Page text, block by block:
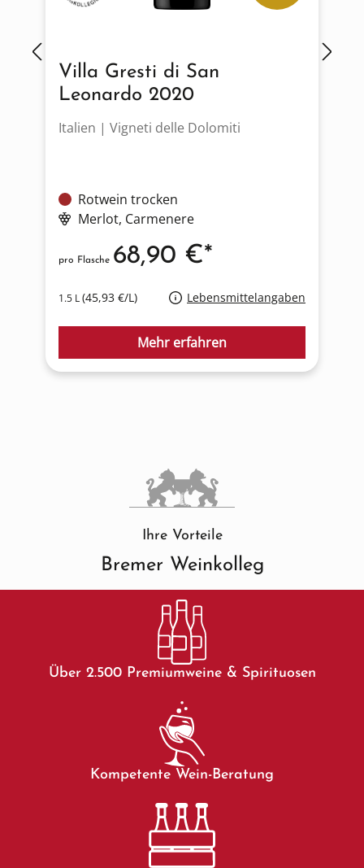
Villa Gresti di San
Leonardo 2020
Italien | Vigneti delle Dolomiti
Rotwein trocken
Merlot, Carmenere
1.5 L(45,93 €/L) Lebensmittelangaben
pro Flasche 68,90 €*
Mehr erfahren
Ihre Vorteile
Bremer Weinkolleg
Über 2.500 Premiumweine & Spirituosen
Kompetente Wein-Beratung